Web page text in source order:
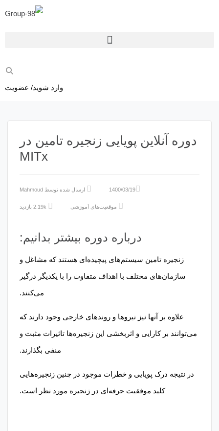
وارد شوید/ عضویت
دوره آنلاین پویایی زنجیره تامین در
MITx
1400/03/19 ارسال شده توسط Mahmoud
موقعیت‌های آموزشی
درباره دوره بیشتر بدانیم:
زنجیره تامین سیستم‌های پیچیده‌ای هستند که مشاغل و
سازمان‌های مختلف با اهداف متفاوت را با یکدیگر درگیر
می‌کنند.
علاوه بر آنها نیز نیروها و روندهای خارجی وجود دارند که
می‌توانند بر کارایی و اثربخشی این زنجیره‌ها تاثیرات مثبت و
منفی بگذارند.
در نتیجه درک پویایی و خطرات موجود در چنین زنجیره‌هایی
کلید موفقیت حرفه‌ای در زنجیره مورد نظر است.